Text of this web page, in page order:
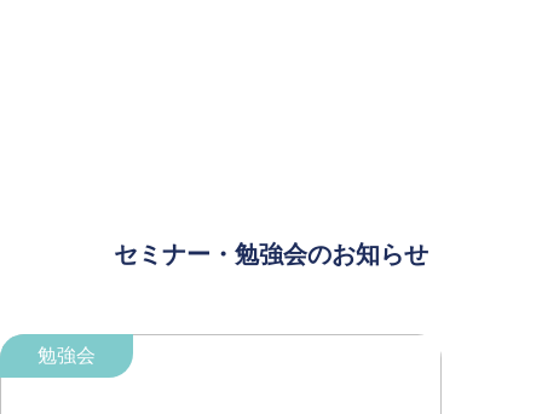
セミナー・勉強会のお知らせ
勉強会